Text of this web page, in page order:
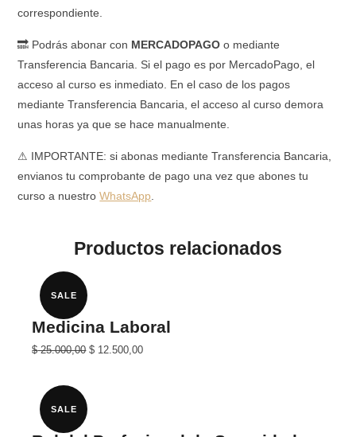
correspondiente.
🔜 Podrás abonar con MERCADOPAGO o mediante
Transferencia Bancaria. Si el pago es por MercadoPago, el
acceso al curso es inmediato. En el caso de los pagos
mediante Transferencia Bancaria, el acceso al curso demora
unas horas ya que se hace manualmente.
⚠ IMPORTANTE: si abonas mediante Transferencia Bancaria,
envianos tu comprobante de pago una vez que abones tu
curso a nuestroWhatsApp
Productos relacionados
SALE
Medicina Laboral
$25.000,00 El
$ 12.500,00El
SALE